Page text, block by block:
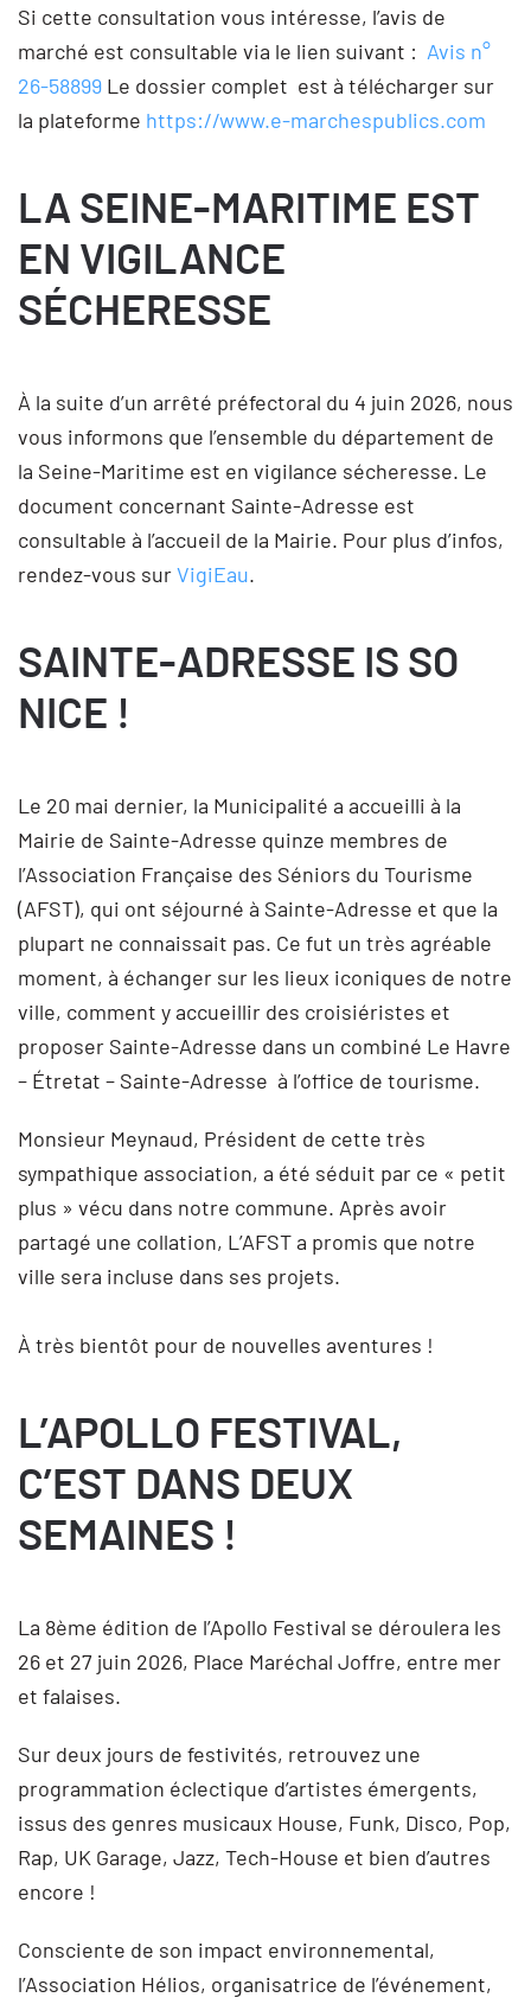
Si cette consultation vous intéresse, l’avis de
marché est consultable via le lien suivant : Avis n°
26-58899 Le dossier complet est à télécharger sur
la plateforme https://www.e-marchespublics.com
LA SEINE-MARITIME EST
EN VIGILANCE
SÉCHERESSE
À la suite d’un arrêté préfectoral du 4 juin 2026, nous
vous informons que l’ensemble du département de
la Seine-Maritime est en vigilance sécheresse. Le
document concernant Sainte-Adresse est
consultable à l’accueil de la Mairie. Pour plus d’infos,
rendez-vous surVigiEau.
SAINTE-ADRESSE IS SO
NICE !
Le 20 mai dernier, la Municipalité a accueilli à la
Mairie de Sainte-Adresse quinze membres de
l’Association Française des Séniors du Tourisme
(AFST), qui ont séjourné à Sainte-Adresse et que la
plupart ne connaissait pas. Ce fut un très agréable
moment, à échanger sur les lieux iconiques de notre
ville, comment y accueillir des croisiéristes et
proposer Sainte-Adresse dans un combiné Le Havre
– Étretat – Sainte-Adresse à l’office de tourisme.
Monsieur Meynaud, Président de cette très
sympathique association, a été séduit par ce « petit
plus » vécu dans notre commune. Après avoir
partagé une collation, L’AFST a promis que notre
ville sera incluse dans ses projets.
À très bientôt pour de nouvelles aventures !
L’APOLLO FESTIVAL,
C’EST DANS DEUX
SEMAINES !
La 8ème édition de l’Apollo Festival se déroulera les
26 et 27 juin 2026, Place Maréchal Joffre, entre mer
et falaises.
Sur deux jours de festivités, retrouvez une
programmation éclectique d’artistes émergents,
issus des genres musicaux House, Funk, Disco, Pop,
Rap, UK Garage, Jazz, Tech-House et bien d’autres
encore !
Consciente de son impact environnemental,
l’Association Hélios, organisatrice de l’événement,